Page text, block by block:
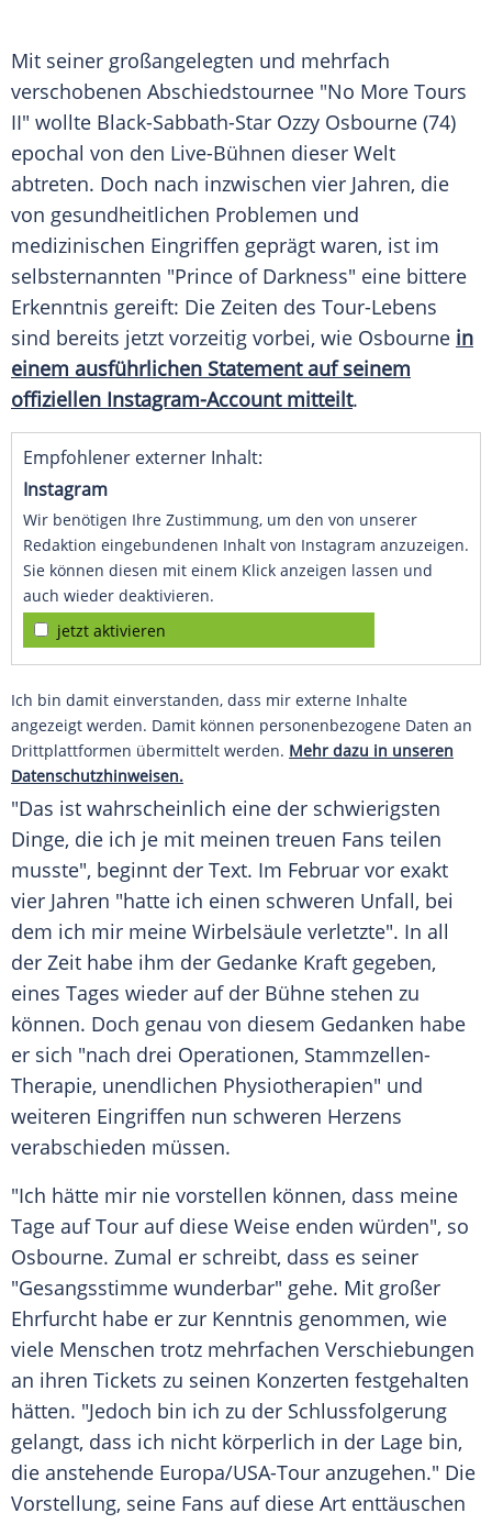
Mit seiner großangelegten und mehrfach
verschobenen Abschiedstournee "No More Tours
II" wollte Black-Sabbath-Star Ozzy Osbourne (74)
epochal von den Live-Bühnen dieser Welt
abtreten. Doch nach inzwischen vier Jahren, die
von gesundheitlichen Problemen und
medizinischen Eingriffen geprägt waren, ist im
selbsternannten "Prince of Darkness" eine bittere
Erkenntnis gereift: Die Zeiten des Tour-Lebens
sind bereits jetzt vorzeitig vorbei, wie Osbourne in
einem ausführlichen Statement auf seinem
offiziellen Instagram-Account mitteilt.
Empfohlener externer Inhalt:
Instagram
Wir benötigen Ihre Zustimmung, um den von unserer
Redaktion eingebundenen Inhalt von Instagram anzuzeigen.
Sie können diesen mit einem Klick anzeigen lassen und
auch wieder deaktivieren.
jetzt aktivieren
Ich bin damit einverstanden, dass mir externe Inhalte
angezeigt werden. Damit können personenbezogene Daten an
Drittplattformen übermittelt werden. Mehr dazu in unseren
Datenschutzhinweisen.
"Das ist wahrscheinlich eine der schwierigsten
Dinge, die ich je mit meinen treuen Fans teilen
musste", beginnt der Text. Im Februar vor exakt
vier Jahren "hatte ich einen schweren Unfall, bei
dem ich mir meine Wirbelsäule verletzte". In all
der Zeit habe ihm der Gedanke Kraft gegeben,
eines Tages wieder auf der Bühne stehen zu
können. Doch genau von diesem Gedanken habe
er sich "nach drei Operationen, Stammzellen-
Therapie, unendlichen Physiotherapien" und
weiteren Eingriffen nun schweren Herzens
verabschieden müssen.
"Ich hätte mir nie vorstellen können, dass meine
Tage auf Tour auf diese Weise enden würden", so
Osbourne. Zumal er schreibt, dass es seiner
"Gesangsstimme wunderbar" gehe. Mit großer
Ehrfurcht habe er zur Kenntnis genommen, wie
viele Menschen trotz mehrfachen Verschiebungen
an ihren Tickets zu seinen Konzerten festgehalten
hätten. "Jedoch bin ich zu der Schlussfolgerung
gelangt, dass ich nicht körperlich in der Lage bin,
die anstehende Europa/USA-Tour anzugehen." Die
Vorstellung, seine Fans auf diese Art enttäuschen